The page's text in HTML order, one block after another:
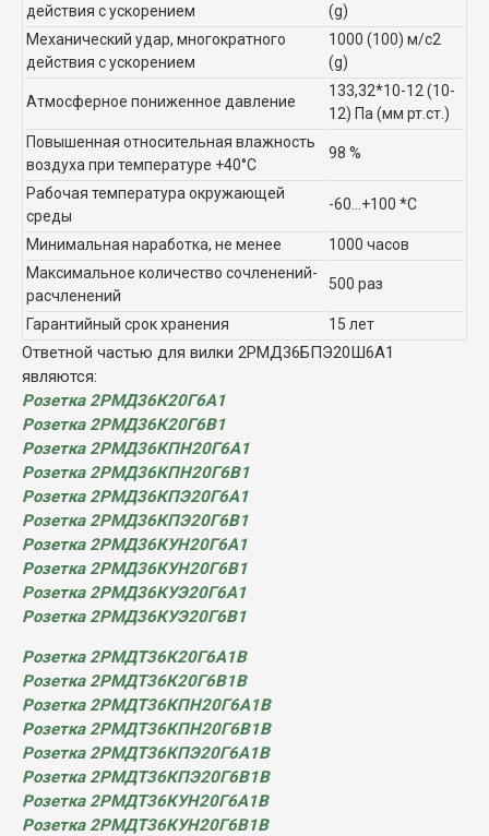
действия с ускорением
(g)
Механический удар, многократного
действия с ускорением
1000 (100) м/с2
(g)
Атмосферное пониженное давление
133,32*10-12 (10-
12) Па (мм рт.ст.)
Повышенная относительная влажность
воздуха при температуре +40°C
98 %
Рабочая температура окружающей
среды
-60...+100 *C
Минимальная наработка, не менее
1000 часов
Максимальное количество сочленений-
расчленений
500 раз
Гарантийный срок хранения 15 лет
Ответной частью для вилки 2РМД36БПЭ20Ш6А1
являются:
Розетка 2РМД36К20Г6А1
Розетка 2РМД36К20Г6В1
Розетка 2РМД36КПН20Г6А1
Розетка 2РМД36КПН20Г6В1
Розетка 2РМД36КПЭ20Г6А1
Розетка 2РМД36КПЭ20Г6В1
Розетка 2РМД36КУН20Г6А1
Розетка 2РМД36КУН20Г6В1
Розетка 2РМД36КУЭ20Г6А1
Розетка 2РМД36КУЭ20Г6В1
Розетка 2РМДТ36К20Г6А1В
Розетка 2РМДТ36К20Г6В1В
Розетка 2РМДТ36КПН20Г6А1В
Розетка 2РМДТ36КПН20Г6В1В
Розетка 2РМДТ36КПЭ20Г6А1В
Розетка 2РМДТ36КПЭ20Г6В1В
Розетка 2РМДТ36КУН20Г6А1В
Розетка 2РМДТ36КУН20Г6В1В